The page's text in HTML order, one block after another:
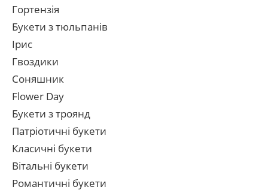
Гортензія
Букети з тюльпанів
Ірис
Гвоздики
Соняшник
Flower Day
Букети з троянд
Патріотичні букети
Класичні букети
Вітальні букети
Романтичні букети